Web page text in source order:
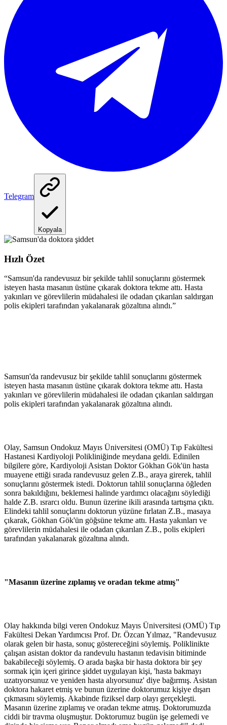
Telegram
Kopyala
Hızlı Özet
“Samsun'da randevusuz bir şekilde tahlil sonuçlarını göstermek
isteyen hasta masanın üstüne çıkarak doktora tekme attı. Hasta
yakınları ve görevlilerin müdahalesi ile odadan çıkarılan saldırgan
polis ekipleri tarafından yakalanarak gözaltına alındı.”
Samsun'da randevusuz bir şekilde tahlil sonuçlarını göstermek
isteyen hasta masanın üstüne çıkarak doktora tekme attı. Hasta
yakınları ve görevlilerin müdahalesi ile odadan çıkarılan saldırgan
polis ekipleri tarafından yakalanarak gözaltına alındı.
Olay, Samsun Ondokuz Mayıs Üniversitesi (OMÜ) Tıp Fakültesi
Hastanesi Kardiyoloji Polikliniğinde meydana geldi. Edinilen
bilgilere göre, Kardiyoloji Asistan Doktor Gökhan Gök'ün hasta
muayene ettiği sırada randevusuz gelen Z.B., araya girerek, tahlil
sonuçlarını göstermek istedi. Doktorun tahlil sonuçlarına öğleden
sonra bakıldığını, beklemesi halinde yardımcı olacağını söylediği
halde Z.B. ısrarcı oldu. Bunun üzerine ikili arasında tartışma çıktı.
Elindeki tahlil sonuçlarını doktorun yüzüne fırlatan Z.B., masaya
çıkarak, Gökhan Gök'ün göğsüne tekme attı. Hasta yakınları ve
görevlilerin müdahalesi ile odadan çıkarılan Z.B., polis ekipleri
tarafından yakalanarak gözaltına alındı.
"Masanın üzerine zıplamış ve oradan tekme atmış"
Olay hakkında bilgi veren Ondokuz Mayıs Üniversitesi (OMÜ) Tıp
Fakültesi Dekan Yardımcısı Prof. Dr. Özcan Yılmaz, "Randevusuz
olarak gelen bir hasta, sonuç göstereceğini söylemiş. Poliklinikte
çalışan asistan doktor da randevulu hastanın tedavisin bitiminde
bakabileceği söylemiş. O arada başka bir hasta doktora bir şey
sormak için içeri girince şiddet uygulayan kişi, 'hasta bakmayı
uzatıyorsunuz ve yeniden hasta alıyorsunuz' diye bağırmış. Asistan
doktora hakaret etmiş ve bunun üzerine doktorumuz kişiye dışarı
çıkmasını söylemiş. Akabinde fiziksel darp olayı gerçekleşti.
Masanın üzerine zıplamış ve oradan tekme atmış. Doktorumuzda
ciddi bir travma oluşmuştur. Doktorumuz bugün işe gelemedi ve